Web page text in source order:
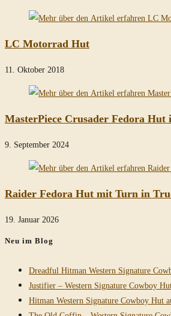
LC Motorrad Hut
11. Oktober 2018
MasterPiece Crusader Fedora Hut
9. September 2024
Raider Fedora Hut mit Turn in
19. Januar 2026
Neu im Blog
Dreadful Hitman Western Signature
Justifier – Western Signature Cowboy
Hitman Western Signature Cowboy Hut